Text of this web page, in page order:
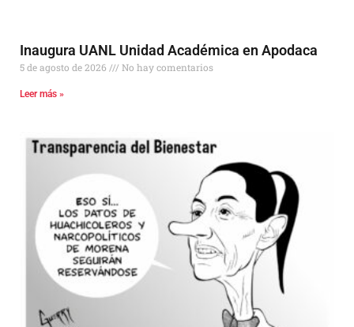
Inaugura UANL Unidad Académica en Apodaca
5 de agosto de 2026 No hay comentarios
Leer más »